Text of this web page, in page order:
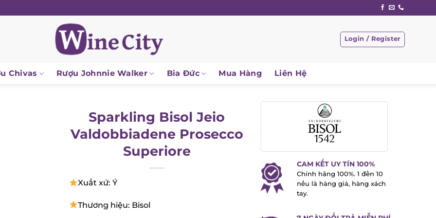
Login / Register
Chivas Rượu Johnnie Walker Bia Đức Mua Hàng Liên Hệ
Sparkling Bisol Jeio
Valdobbiadene Prosecco
Superiore
Xuất xứ: Ý
Thương hiệu: Bisol
CAM KẾT UY TÍN 100%
Chính hãng 100%. 1 đền 10
nếu là hàng giả, hàng xách
tay.